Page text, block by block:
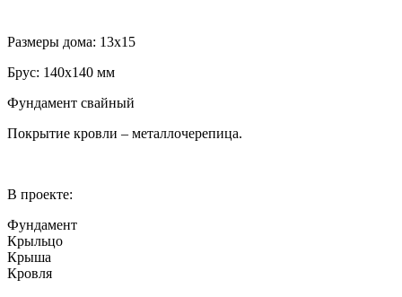
Размеры дома: 13х15
Брус: 140х140 мм
Фундамент свайный
Покрытие кровли – металлочерепица.
В проекте:
Фундамент
Крыльцо
Крыша
Кровля